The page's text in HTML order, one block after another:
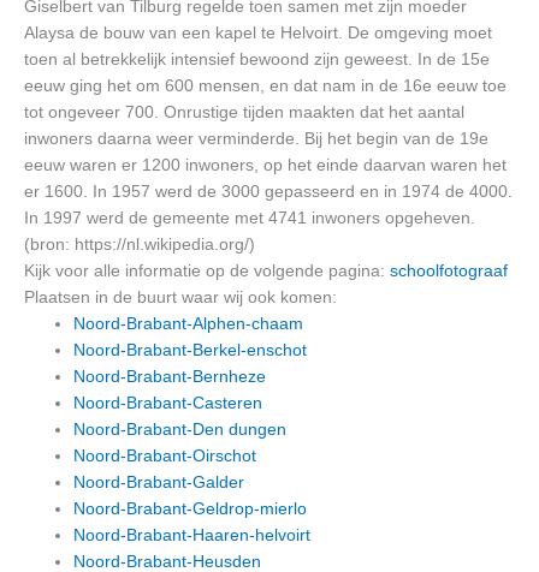
Giselbert van Tilburg regelde toen samen met zijn moeder
Alaysa de bouw van een kapel te Helvoirt. De omgeving moet
toen al betrekkelijk intensief bewoond zijn geweest. In de 15e
eeuw ging het om 600 mensen, en dat nam in de 16e eeuw toe
tot ongeveer 700. Onrustige tijden maakten dat het aantal
inwoners daarna weer verminderde. Bij het begin van de 19e
eeuw waren er 1200 inwoners, op het einde daarvan waren het
er 1600. In 1957 werd de 3000 gepasseerd en in 1974 de 4000.
In 1997 werd de gemeente met 4741 inwoners opgeheven.
(bron: https://nl.wikipedia.org/)
Kijk voor alle informatie op de volgende pagina: schoolfotograaf
Plaatsen in de buurt waar wij ook komen:
Noord-Brabant-Alphen-chaam
Noord-Brabant-Berkel-enschot
Noord-Brabant-Bernheze
Noord-Brabant-Casteren
Noord-Brabant-Den dungen
Noord-Brabant-Oirschot
Noord-Brabant-Galder
Noord-Brabant-Geldrop-mierlo
Noord-Brabant-Haaren-helvoirt
Noord-Brabant-Heusden